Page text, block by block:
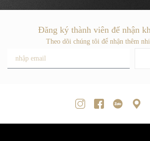
Đăng ký thành viên để nhận
Theo dõi chúng tôi để nhận thêm